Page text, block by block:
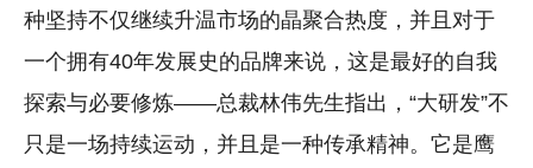
种坚持不仅继续升温市场的晶聚合热度，并且对于
一个拥有40年发展史的品牌来说，这是最好的自我
探索与必要修炼——总裁林伟先生指出，“大研发”不
只是一场持续运动，并且是一种传承精神。它是鹰